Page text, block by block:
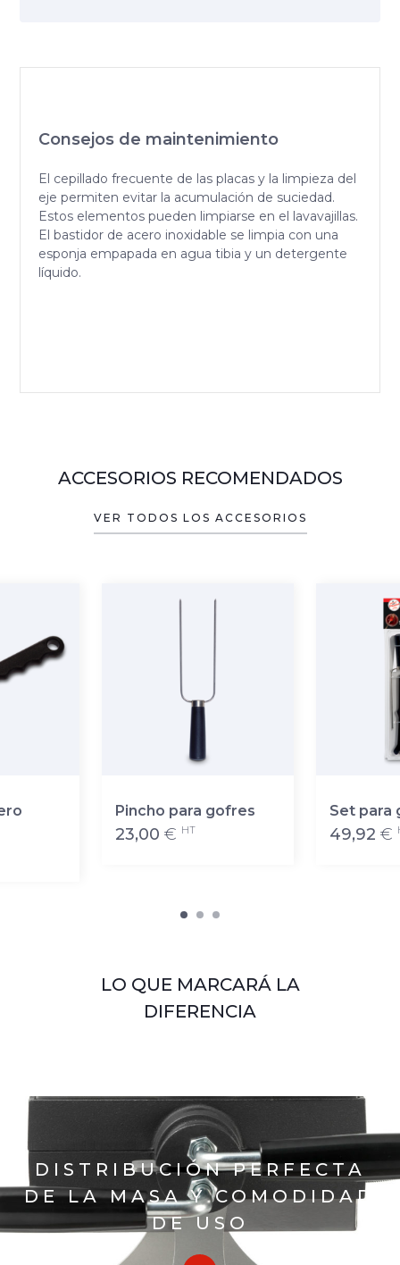
Consejos de maintenimiento
El cepillado frecuente de las placas y la limpieza del
eje permiten evitar la acumulación de suciedad.
Estos elementos pueden limpiarse en el lavavajillas.
El bastidor de acero inoxidable se limpia con una
esponja empapada en agua tibia y un detergente
líquido.
ACCESORIOS RECOMENDADOS
VER TODOS LOS ACCESORIOS
Pincho para gofres
23,00 € HT
Set para
49,92 €
LO QUE MARCARÁ LA
DIFERENCIA
DISTRIBUCIÓN PERFECTA
DE LA MASA Y COMODIDAD
DE USO